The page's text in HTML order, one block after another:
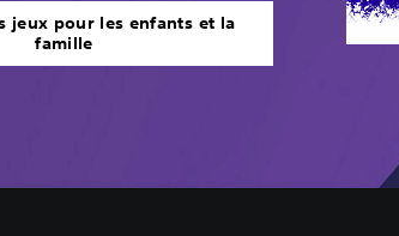
jeux pour les enfants et la
famille